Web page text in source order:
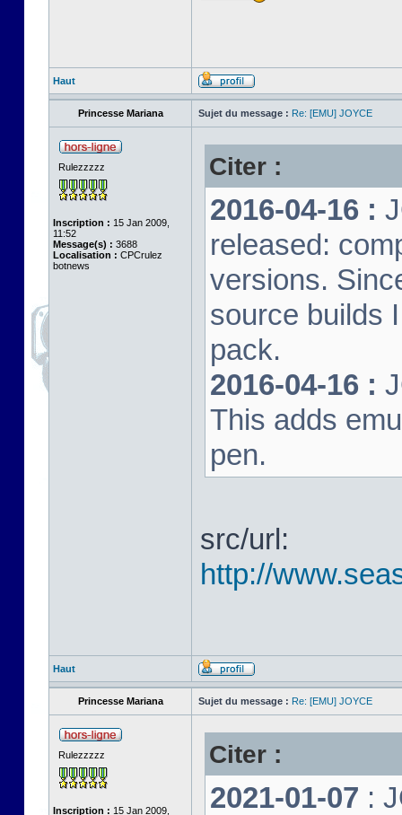
Haut
Princesse Mariana Sujet du message : Re: [EMU] JOYCE
Rulezzzzz
Inscription : 15 Jan 2009,
11:52
Message(s) : 3688
Localisation : CPCrulez
botnews
Citer :
2016-04-16 :
released:
versions.
source builds
pack.
2016-04-16 :
This adds
pen.
src/url:
http://
Haut
Princesse Mariana Sujet du message : Re: [EMU] JOYCE
Rulezzzzz
Inscription : 15 Jan 2009,
Citer :
2021-01-07 :